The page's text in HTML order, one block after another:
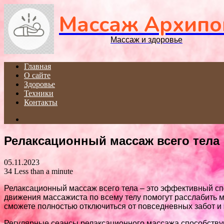
Массаж
Массаж и здоровье
Главная
О сайте
Здоровье
Техники
Контакты
Релаксационный массаж всего тела
05.11.2023
34 Less than a minute
Релаксационный массаж всего тела – это эффективный
движения массажиста по всему телу помогут
сможете полностью отключиться от повседневных забот